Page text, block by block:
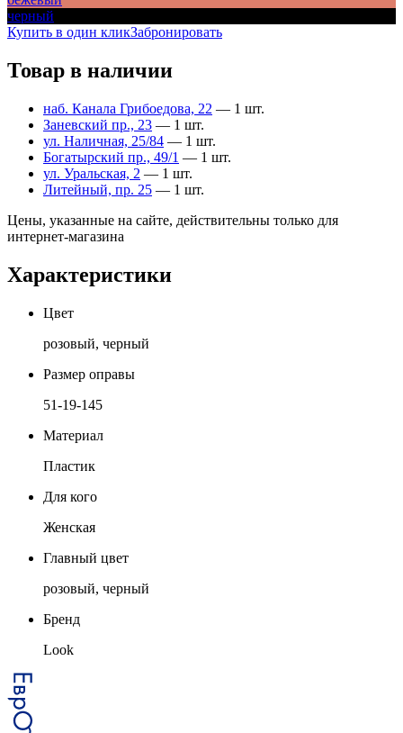
черный
Купить в один кликЗабронировать
Товар в наличии
наб. Канала Грибоедова, 22 — 1 шт.
Заневский пр., 23 — 1 шт.
ул. Наличная, 25/84 — 1 шт.
Богатырский пр., 49/1 — 1 шт.
ул. Уральская, 2 — 1 шт.
Литейный, пр. 25 — 1 шт.
Цены, указанные на сайте, действительны только для
интернет-магазина
Характеристики
Цвет
розовый, черный
Размер оправы
51-19-145
Материал
Пластик
Для кого
Женская
Главный цвет
розовый, черный
Бренд
Look